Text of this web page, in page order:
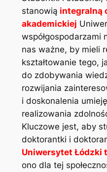
stanowią integralną
akademickiej
współgospodarzami
nas ważne, by mieli
kształtowanie tego,
do zdobywania
rozwijania
i doskonalenia
realizowania
Kluczowe jest, aby
doktorantki i
Uniwersytet Łódzki
ono dla tej